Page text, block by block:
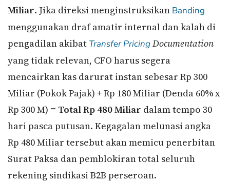
Miliar. Jika direksi menginstruksikan Banding
menggunakan draf amatir internal dan kalah di
pengadilan akibat Transfer PricingDocumentation
yang tidak relevan, CFO harus segera
mencairkan kas darurat instan sebesar Rp 300
Miliar (Pokok Pajak) + Rp 180 Miliar (Denda 60% x
Rp 300 M) = Total Rp 480 Miliar dalam tempo 30
hari pasca putusan. Kegagalan melunasi angka
Rp 480 Miliar tersebut akan memicu penerbitan
Surat Paksa dan pemblokiran total seluruh
rekening sindikasi B2B perseroan.